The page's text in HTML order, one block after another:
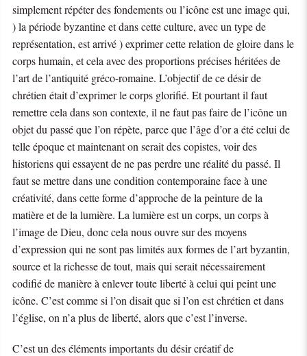
simplement répéter des fondements ou l’icône est une image qui,
) la période byzantine et dans cette culture, avec un type de
représentation, est arrivé ) exprimer cette relation de gloire dans le
corps humain, et cela avec des proportions précises héritées de
l’art de l’antiquité gréco-romaine. L’objectif de ce désir de
chrétien était d’exprimer le corps glorifié. Et pourtant il faut
remettre cela dans son contexte, il ne faut pas faire de l’icône un
objet du passé que l’on répète, parce que l’âge d’or a été celui de
telle époque et maintenant on serait des copistes, voir des
historiens qui essayent de ne pas perdre une réalité du passé. Il
faut se mettre dans une condition contemporaine face à une
créativité, dans cette forme d’approche de la peinture de la
matière et de la lumière. La lumière est un corps, un corps à
l’image de Dieu, donc cela nous ouvre sur des moyens
d’expression qui ne sont pas limités aux formes de l’art byzantin,
source et la richesse de tout, mais qui serait nécessairement
codifié de manière à enlever toute liberté à celui qui peint une
icône. C’est comme si l’on disait que si l’on est chrétien et dans
l’église, on n’a plus de liberté, alors que c’est l’inverse.
C’est un des éléments importants du désir créatif de